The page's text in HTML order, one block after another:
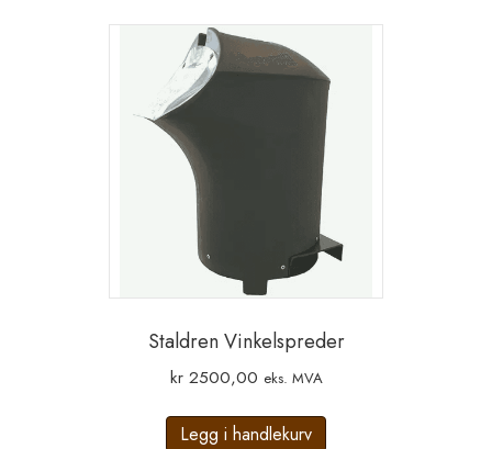
Staldren Vinkelspreder
kr2500,00 eks. MVA
Legg i handlekurv